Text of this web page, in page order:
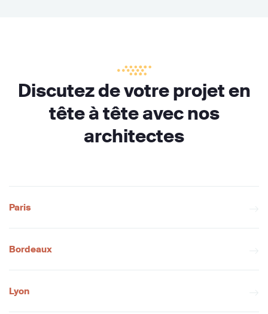
Discutez de votre projet en
tête à tête avec nos
architectes
Paris
Bordeaux
Lyon